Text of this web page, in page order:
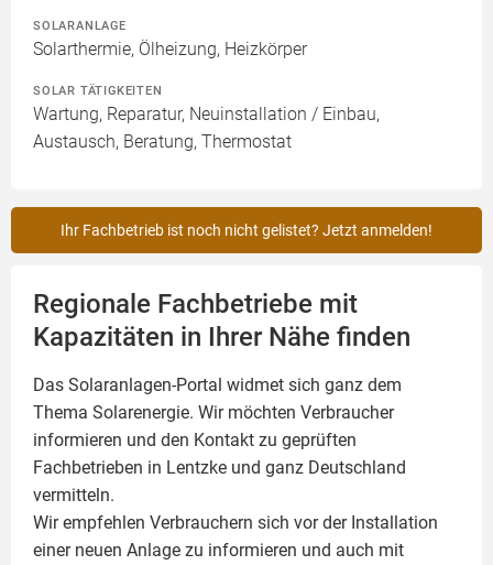
SOLARANLAGE
Solarthermie, Ölheizung, Heizkörper
SOLAR TÄTIGKEITEN
Wartung, Reparatur, Neuinstallation / Einbau,
Austausch, Beratung, Thermostat
Ihr Fachbetrieb ist noch nicht gelistet? Jetzt anmelden!
Regionale Fachbetriebe mit
Kapazitäten in Ihrer Nähe finden
Das Solaranlagen-Portal widmet sich ganz dem
Thema Solarenergie. Wir möchten Verbraucher
informieren und den Kontakt zu geprüften
Fachbetrieben in Lentzke und ganz Deutschland
vermitteln.
Wir empfehlen Verbrauchern sich vor der Installation
einer neuen Anlage zu informieren und auch mit